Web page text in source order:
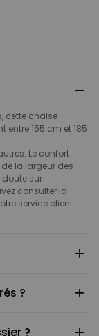
−
cette chaise
155 cm et 185
Le confort
la largeur des
doute sur
consulter la
service client
+
être retiré
pas de
? +
standard, ce
? +